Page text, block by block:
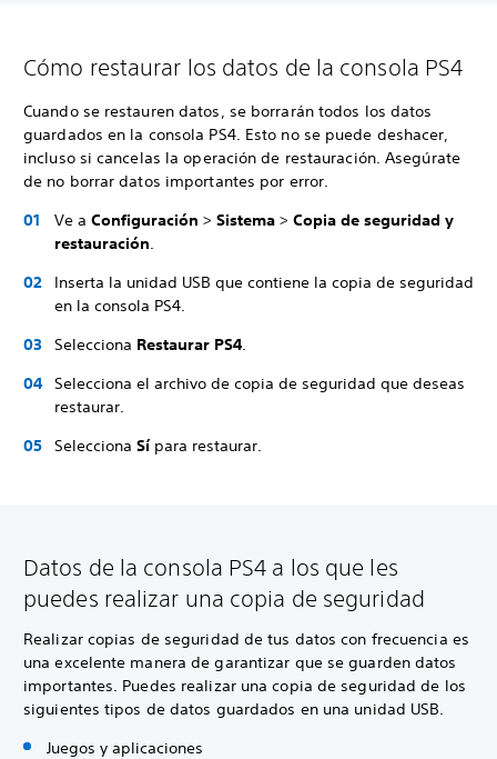
Cómo restaurar los datos de la consola PS4
Cuando se restauren datos, se borrarán todos los datos
guardados en la consola PS4. Esto no se puede deshacer,
incluso si cancelas la operación de restauración. Asegúrate
de no borrar datos importantes por error.
Ve a Configuración > Sistema > Copia de seguridad y
restauración.
Inserta la unidad USB que contiene la copia de seguridad
en la consola PS4.
Selecciona Restaurar PS4.
Selecciona el archivo de copia de seguridad que deseas
restaurar.
Selecciona Sí para restaurar.
Datos de la consola PS4 a los que les
puedes realizar una copia de seguridad
Realizar copias de seguridad de tus datos con frecuencia es
una excelente manera de garantizar que se guarden datos
importantes. Puedes realizar una copia de seguridad de los
siguientes tipos de datos guardados en una unidad USB.
Juegos y aplicaciones